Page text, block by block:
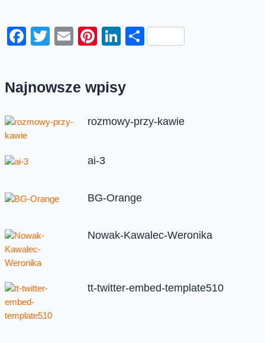
Facebook
Twitter
EmailPinterest
LinkedIn
Share
Najnowsze wpisy
rozmowy-przy-kawie
ai-3
BG-Orange
Nowak-Kawalec-Weronika
tt-twitter-embed-template510